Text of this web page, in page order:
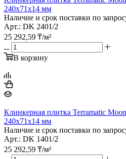
240х71х14 мм
Наличие и срок поставки по
Арт.: DK 2401/2
25 292,59 ₸/м²
В корзину
Клинкерная плитка Terramatic
240х71х14 мм
Наличие и срок поставки по
Арт.: DK 1401/2
25 292,59 ₸/м²